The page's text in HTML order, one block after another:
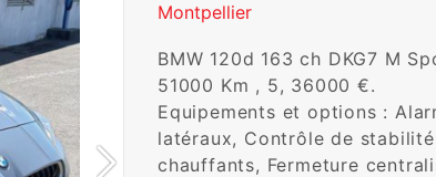
Montpellier
BMW 120d 163 ch DKG7 M
51000 Km , 5, 36000 €.
Equipements et options :
latéraux, Contrôle de
chauffants, Fermeture